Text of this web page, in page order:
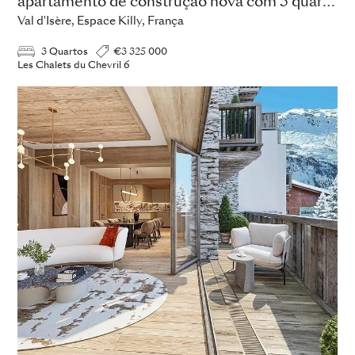
Val d'Isère, Espace Killy, França
3 Quartos
€3 325 000
Les Chalets du Chevril 6